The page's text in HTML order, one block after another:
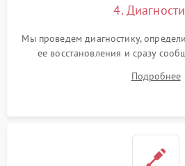
4.
Мы проведем диагностику,
ее восстановления и сразу
Подробнее